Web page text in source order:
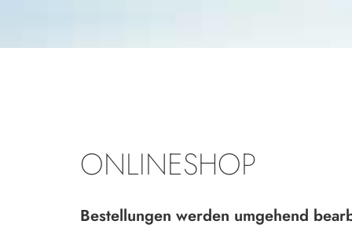
ONLINESHOP
Bestellungen werden umgehend